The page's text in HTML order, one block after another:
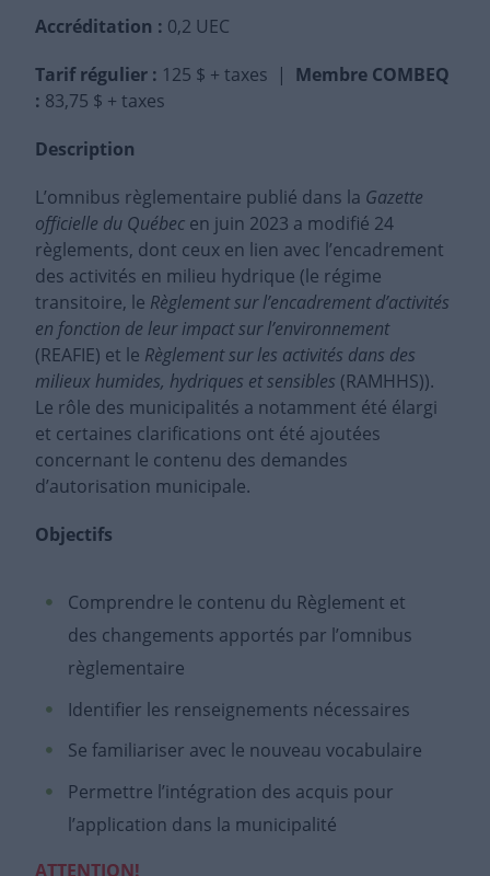
Accréditation : 0,2 UEC
Tarif régulier : 125 $ + taxes | Membre COMBEQ
: 83,75 $ + taxes
Description
L’omnibus règlementaire publié dans la Gazette
officielle du Québec en juin 2023 a modifié 24
règlements, dont ceux en lien avec l’encadrement
des activités en milieu hydrique (le régime
transitoire, le Règlement sur l’encadrement d’activités
en fonction de leur impact sur l’environnement
(REAFIE) et le Règlement sur les activités dans des
milieux humides, hydriques et sensibles (RAMHHS)).
Le rôle des municipalités a notamment été élargi
et certaines clarifications ont été ajoutées
concernant le contenu des demandes
d’autorisation municipale.
Objectifs
Comprendre le contenu du Règlement et
des changements apportés par l’omnibus
règlementaire
Identifier les renseignements nécessaires
Se familiariser avec le nouveau vocabulaire
Permettre l’intégration des acquis pour
l’application dans la municipalité
ATTENTION!